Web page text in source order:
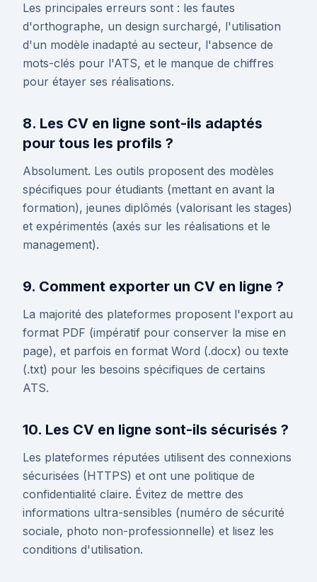
Les principales erreurs sont : les fautes
d'orthographe, un design surchargé, l'utilisation
d'un modèle inadapté au secteur, l'absence de
mots-clés pour l'ATS, et le manque de chiffres
pour étayer ses réalisations.
8. Les CV en ligne sont-ils adaptés
pour tous les profils ?
Absolument. Les outils proposent des modèles
spécifiques pour étudiants (mettant en avant la
formation), jeunes diplômés (valorisant les stages)
et expérimentés (axés sur les réalisations et le
management).
9. Comment exporter un CV en ligne ?
La majorité des plateformes proposent l'export au
format PDF (impératif pour conserver la mise en
page), et parfois en format Word (.docx) ou texte
(.txt) pour les besoins spécifiques de certains
ATS.
10. Les CV en ligne sont-ils sécurisés ?
Les plateformes réputées utilisent des connexions
sécurisées (HTTPS) et ont une politique de
confidentialité claire. Évitez de mettre des
informations ultra-sensibles (numéro de sécurité
sociale, photo non-professionnelle) et lisez les
conditions d'utilisation.